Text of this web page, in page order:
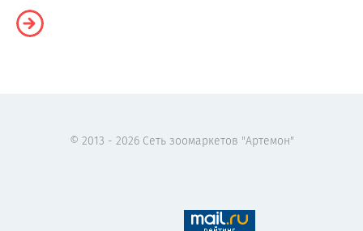
© 2013 - 2026 Сеть зоомаркетов "Артемон"